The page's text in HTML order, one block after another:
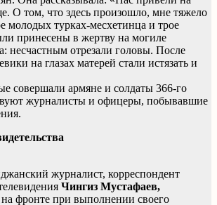
О том, что здесь произошло, мне тяжело
молодых турках-месхетинца и трое
принесены в жертву на могиле
несчастным отрезали головы. После
на глазах матерей стали истязать и
совершали армяне и солдаты 366-го
журналисты и офицеры, побывавшие
журналист, корреспондент
Чингиз Мустафаев,
фронте при выполнении своего